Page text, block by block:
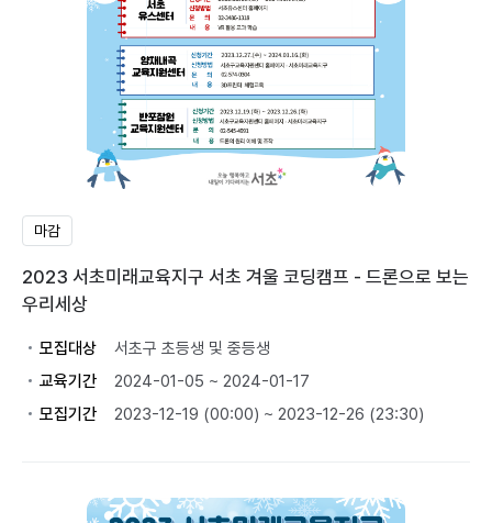
마감
2023 서초미래교육지구 서초 겨울 코딩캠프 - 드론으로 보는
우리세상
모집대상
서초구 초등생 및 중등생
교육기간
2024-01-05 ~ 2024-01-17
모집기간
2023-12-19 (00:00) ~ 2023-12-26 (23:30)